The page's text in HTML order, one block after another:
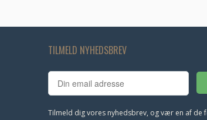
TILMELD NYHEDSBREV
Tilmeld dig vores nyhedsbrev, og vær en af